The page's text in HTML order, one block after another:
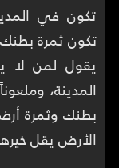
تكون في
يقول لمن لا
المدينة،
الأرض يقل